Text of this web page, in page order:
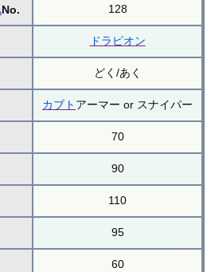
No. 128
ドラピオン
どく/あく
カブト アーマー or スナイパー
70
90
110
95
60